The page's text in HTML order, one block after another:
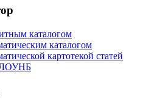
каталогом
каталогом
картотекой статей
ЛОУНБ